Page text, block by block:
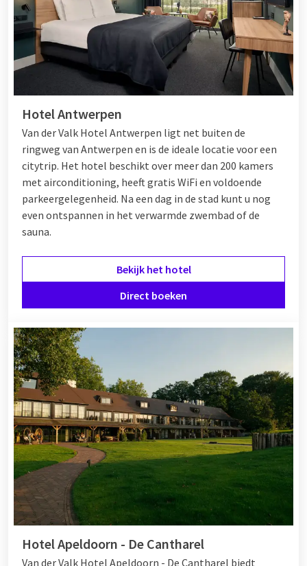
Hotel Antwerpen
Van der Valk Hotel Antwerpen ligt net buiten de
ringweg van Antwerpen en is de ideale locatie voor een
citytrip. Het hotel beschikt over meer dan 200 kamers
met airconditioning, heeft gratis WiFi en voldoende
parkeergelegenheid. Na een dag in de stad kunt u nog
even ontspannen in het verwarmde zwembad of de
sauna.
Bekijk het hotel
Direct boeken
Hotel Apeldoorn - De Cantharel
Van der Valk Hotel Apeldoorn - De Cantharel biedt